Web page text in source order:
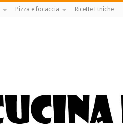
Pizza e focaccia Ricette Etniche